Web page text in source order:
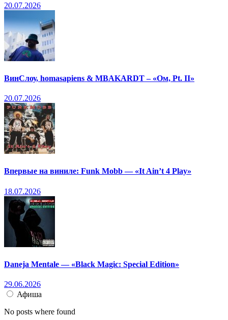
20.07.2026
ВинСлоу, homasapiens & MBAKARDT – «Ом, Pt. II»
20.07.2026
Впервые на виниле: Funk Mobb — «It Ain’t 4 Play»
18.07.2026
Daneja Mentale — «Black Magic: Special Edition»
29.06.2026
Афиша
No posts where found